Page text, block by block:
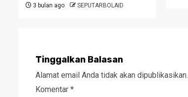
3 bulan ago SEPUTARBOLAID
Tinggalkan Balasan
Alamat email Anda tidak akan dipublikasikan.
Komentar *